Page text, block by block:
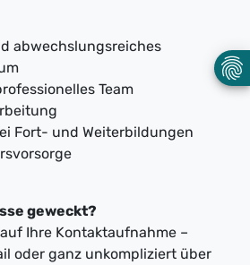
abwechslungsreiches
Team
Fort- und Weiterbildungen
geweckt?
Ihre Kontaktaufnahme –
oder ganz unkompliziert über